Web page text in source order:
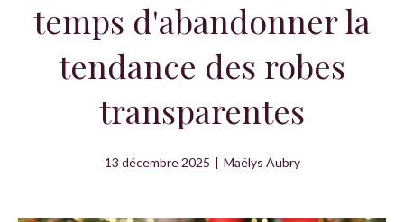
temps d'abandonner la
tendance des robes
transparentes
13 décembre 2025 | Maëlys Aubry